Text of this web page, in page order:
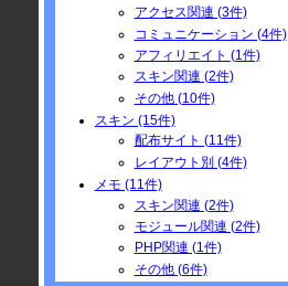
アクセス関連 (3件)
コミュニケーション (4件)
アフィリエイト (1件)
スキン関連 (2件)
その他 (10件)
スキン (15件)
配布サイト (11件)
レイアウト別 (4件)
メモ (11件)
スキン関連 (2件)
モジュール関連 (2件)
PHP関連 (1件)
その他 (6件)